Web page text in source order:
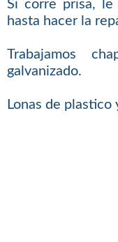
Si corre prisa, le
hasta hacer la
Trabajamos
galvanizado.
Lonas de plastico